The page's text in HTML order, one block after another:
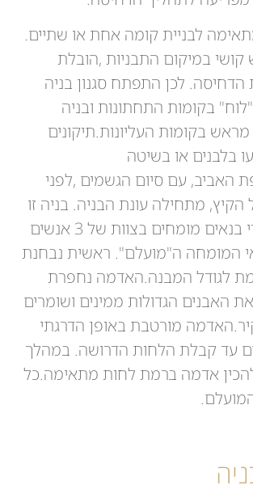
לבניית קומה אחת או שתיים.
קושי במיקום התבניות ,הובלת
לכן התפתח סגנון בניה
בקומות התחתונות ובניה
בקומות העליונות.תיקונים
בלבנים או בשיטה
האביב, עם סיום הגשמים ,לפני
מתחילה עונת הבניה. בניה זו
מתבצעת על ידי בנאים מומחים בצוות של 3 אנשים
המומחה ה"מועלם". ראשית נבחנת
לגודל המבנה.האדמה נחפרת
האבנים הגדולות ממינים ושומרים
מורטבת באופן הדרגתי
עד קבלת הלחות הדרושה. במהלך
אדמה ברמת לחות מתאימה.כל